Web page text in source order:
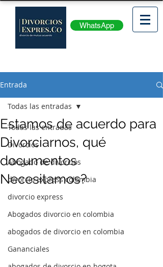
WhatsApp
Entrada
Todas las entradas
Divorcios
Abogado de divorcios
divorcio express colombia
divorcio express
Abogados divorcio en colombia
abogados de divorcio en colombia
Gananciales
Todas las entradas
Estamos de acuerdo para
Divorciarnos, qué
documentos
Necesitamos?